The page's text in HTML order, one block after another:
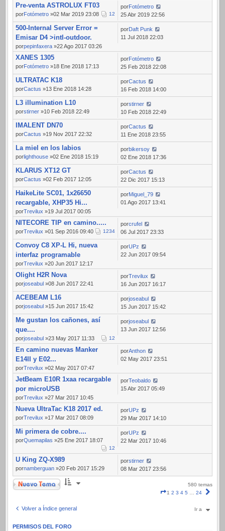
Pre-venta ASTROLUX FT03
porFotómetro »02 Mar 2019 23:08 12
porFotómetro
25 Abr 2019 22:56
500-Internal Server Error =
Emisar D4 >intl-outdoor.
porpepinfaxera »22 Ago 2017 03:26
porDaft Punk
11 Jul 2018 22:03
XANES 1305
porFotómetro »18 Ene 2018 17:13
porFotómetro
25 Feb 2018 22:08
ULTRATAC K18
porCactus »13 Ene 2018 14:28
porCactus
16 Feb 2018 14:00
L3 illumination L10
porstirner »10 Feb 2018 22:49
porstirner
10 Feb 2018 22:49
IMALENT DN70
porCactus »19 Nov 2017 22:32
porCactus
11 Ene 2018 23:55
La miel en los labios
porlighthouse »02 Ene 2018 15:19
porbikersoy
02 Ene 2018 17:36
KLARUS XT12 GT
porCactus »02 Feb 2017 12:05
porCactus
22 Dic 2017 15:13
HaikeLite SC01, 1x26650
recargable, XHP35 Hi...
porTrevilux »19 Jul 2017 00:05
porMiguel_79
01 Ago 2017 13:41
NITECORE TIP en camino.....
porTrevilux »01 Sep 2016 09:40 1234
porcrufel
06 Jul 2017 23:33
Convoy C8 XP-L Hi, nueva
interfaz programable
porTrevilux »20 Jun 2017 12:17
porUPz
22 Jun 2017 09:54
Olight H2R Nova
porjoseabul »08 Jun 2017 22:41
porTrevilux
16 Jun 2017 16:17
ACEBEAM L16
porjoseabul »15 Jun 2017 15:42
porjoseabul
15 Jun 2017 15:42
Me gustan los cañones, así
que....
porjoseabul »23 May 2017 11:33 12
porjoseabul
13 Jun 2017 12:56
En camino nuevas Manker
E14II y E02...
porTrevilux »02 May 2017 07:47
porAnthon
02 May 2017 23:51
JetBeam E10R 1xaa recargable
por microUSB
porTrevilux »27 Mar 2017 10:45
porTeobaldo
15 Abr 2017 05:49
Nueva UltraTac K18 2017 ed.
porTrevilux »17 Mar 2017 08:09
porUPz
29 Mar 2017 14:10
Mi primera de cobre....
porQuemapilas »25 Ene 2017 18:07
12
porUPz
22 Mar 2017 10:46
U King ZQ-X989
pornamberguan »20 Feb 2017 15:29
porstirner
08 Mar 2017 23:56
Nuevo Tema
580 temas
Página
1 2 3 4 5 … 24
Volver a Índice general Ir a
PERMISOS DEL FORO